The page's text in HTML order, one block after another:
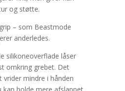
og støtte.
– som Beastmode
anderledes.
silikoneoverflade låser
omkring grebet. Det
mindre i hånden